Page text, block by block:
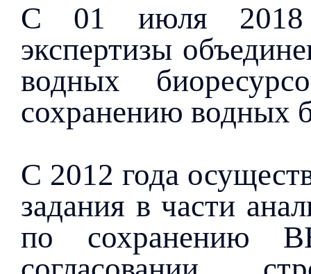
С 01 июля 2018
экспертизы
водных
сохранению водных
С 2012 года
задания в части
по сохранению